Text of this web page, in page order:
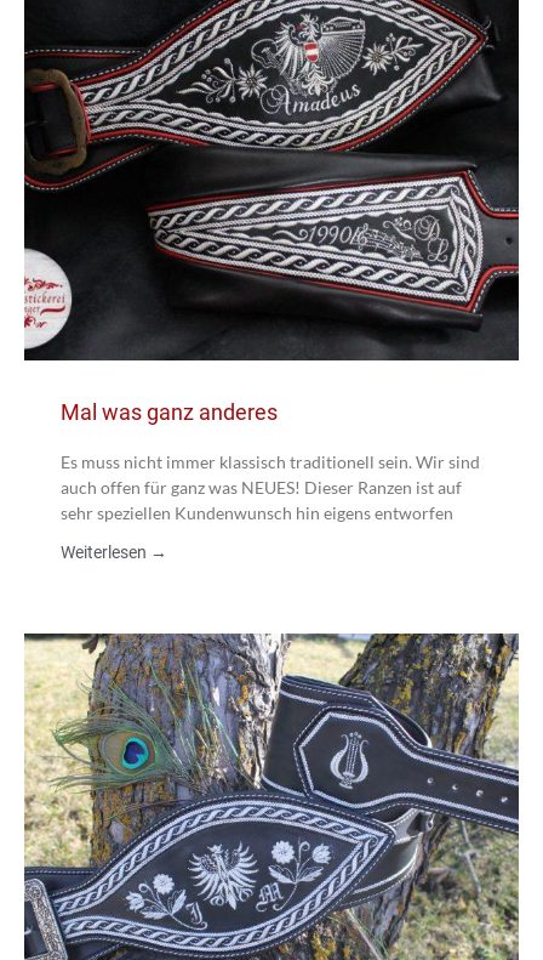
Mal was ganz anderes
Es muss nicht immer klassisch traditionell sein. Wir sind
auch offen für ganz was NEUES! Dieser Ranzen ist auf
sehr speziellen Kundenwunsch hin eigens entworfen
Weiterlesen →